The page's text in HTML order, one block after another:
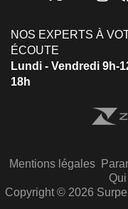
NOS EXPERTS À
ÉCOUTE
Lundi - Vendredi 9h-
18h
Mentions légales
Copyright © 2026